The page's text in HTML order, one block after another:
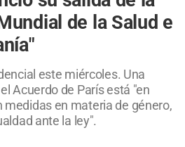
de la Salud e
este miércoles. Una
Acuerdo de París está "en
medidas en materia de género,
ante la ley".